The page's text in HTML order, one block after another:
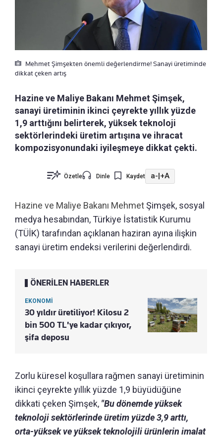
Mehmet Şimşekten önemli değerlendirme! Sanayi üretiminde
dikkat çeken artış
Hazine ve Maliye Bakanı Mehmet Şimşek,
sanayi üretiminin ikinci çeyrekte yıllık yüzde
1,9 arttığını belirterek, yüksek teknoloji
sektörlerindeki üretim artışına ve ihracat
kompozisyonundaki iyileşmeye dikkat çekti.
Özetle Dinle Kaydet a- +A
Hazine ve Maliye Bakanı MehmetŞimşek, sosyal
medya hesabından, Türkiye İstatistik Kurumu
(TÜİK) tarafından açıklanan haziran ayına ilişkin
sanayi üretim endeksi verilerini değerlendirdi.
ÖNERİLEN HABERLER
EKONOMİ
30 yıldır üretiliyor! Kilosu 2
bin 500 TL'ye kadar çıkıyor,
şifa deposu
Zorlu küresel koşullara rağmen sanayi üretiminin
ikinci çeyrekte yıllık yüzde 1,9 büyüdüğüne
dikkati çeken Şimşek, "Bu dönemde yüksek
teknoloji sektörlerinde üretim yüzde 3,9 arttı,
orta-yüksek ve yüksek teknolojili ürünlerin imalat